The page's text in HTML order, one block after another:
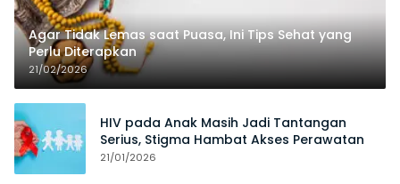
Agar Tidak Lemas saat Puasa, Ini Tips Sehat yang
Perlu Diterapkan
21/02/2026
HIV pada Anak Masih Jadi Tantangan
Serius, Stigma Hambat Akses Perawatan
21/01/2026